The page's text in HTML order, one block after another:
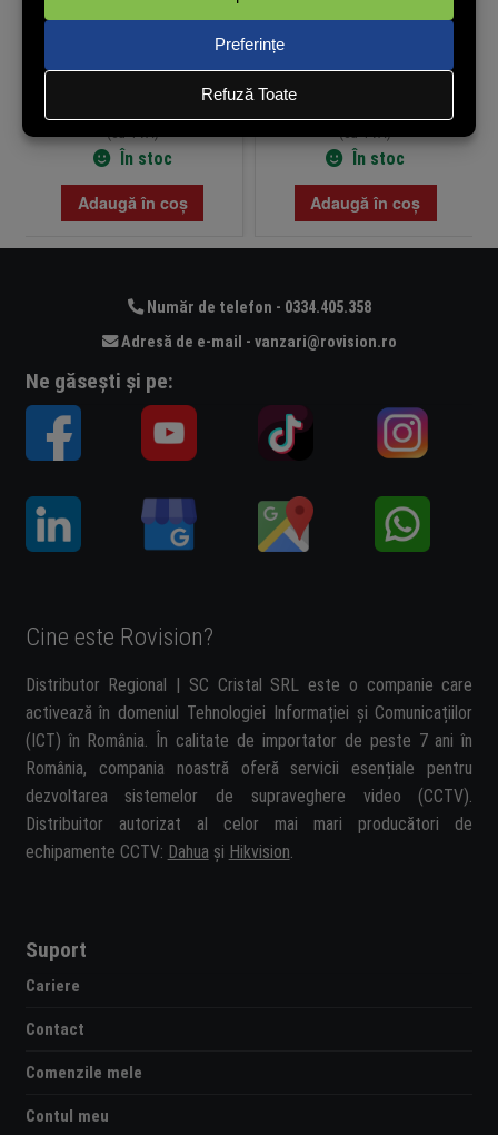
(cu TVA)
În stoc
Adaugă în coș
(cu TVA)
În stoc
Adaugă în coș
Număr de telefon - 0334.405.358
Adresă de e-mail - vanzari@rovision.ro
Ne găsești și pe:
Cine este Rovision?
Distributor Regional | SC Cristal SRL este o companie care
activează în domeniul Tehnologiei Informației și Comunicațiilor
(ICT) în România. În calitate de importator de peste 7 ani în
România, compania noastră oferă servicii esențiale pentru
dezvoltarea sistemelor de supraveghere video (CCTV).
Distribuitor autorizat al celor mai mari producători de
echipamente CCTV: Dahua și Hikvision.
Suport
Cariere
Contact
Comenzile mele
Contul meu